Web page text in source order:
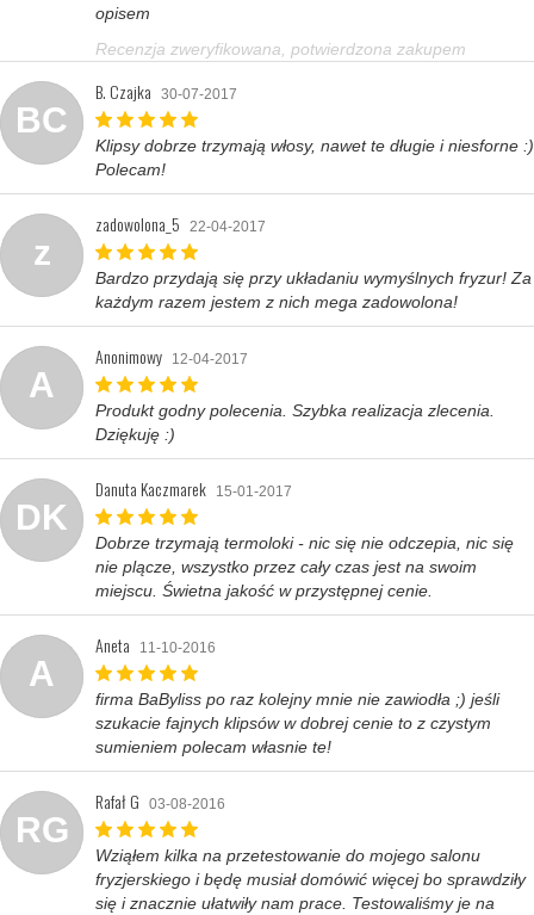
opisem
Recenzja zweryfikowana, potwierdzona zakupem
BC
B. Czajka 30-07-2017
Klipsy dobrze trzymają włosy, nawet te długie i niesforne :)
Polecam!
z
zadowolona_5 22-04-2017
Bardzo przydają się przy układaniu wymyślnych fryzur! Za
każdym razem jestem z nich mega zadowolona!
A
Anonimowy 12-04-2017
Produkt godny polecenia. Szybka realizacja zlecenia.
Dziękuję :)
DK
Danuta Kaczmarek 15-01-2017
Dobrze trzymają termoloki - nic się nie odczepia, nic się
nie plącze, wszystko przez cały czas jest na swoim
miejscu. Świetna jakość w przystępnej cenie.
A
Aneta 11-10-2016
firma BaByliss po raz kolejny mnie nie zawiodła ;) jeśli
szukacie fajnych klipsów w dobrej cenie to z czystym
sumieniem polecam własnie te!
RG
Rafał G 03-08-2016
Wziąłem kilka na przetestowanie do mojego salonu
fryzjerskiego i będę musiał domówić więcej bo sprawdziły
się i znacznie ułatwiły nam prace. Testowaliśmy je na